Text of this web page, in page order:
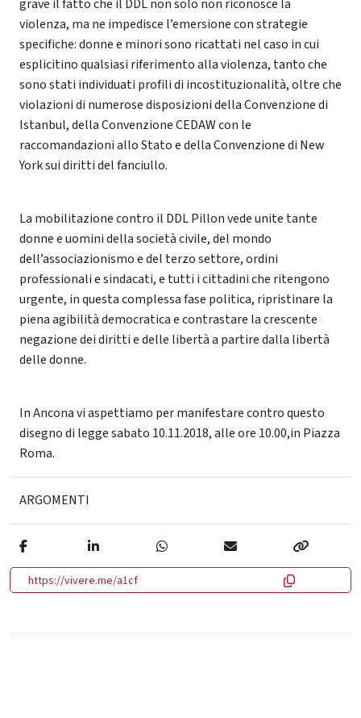
grave il fatto che il DDL non solo non riconosce la
violenza, ma ne impedisce l’emersione con strategie
specifiche: donne e minori sono ricattati nel caso in cui
esplicitino qualsiasi riferimento alla violenza, tanto che
sono stati individuati profili di incostituzionalità, oltre che
violazioni di numerose disposizioni della Convenzione di
Istanbul, della Convenzione CEDAW con le
raccomandazioni allo Stato e della Convenzione di New
York sui diritti del fanciullo.
La mobilitazione contro il DDL Pillon vede unite tante
donne e uomini della società civile, del mondo
dell’associazionismo e del terzo settore, ordini
professionali e sindacati, e tutti i cittadini che ritengono
urgente, in questa complessa fase politica, ripristinare la
piena agibilità democratica e contrastare la crescente
negazione dei diritti e delle libertà a partire dalla libertà
delle donne.
In Ancona vi aspettiamo per manifestare contro questo
disegno di legge sabato 10.11.2018, alle ore 10.00,in Piazza
Roma.
ARGOMENTI
https://vivere.me/a1cf